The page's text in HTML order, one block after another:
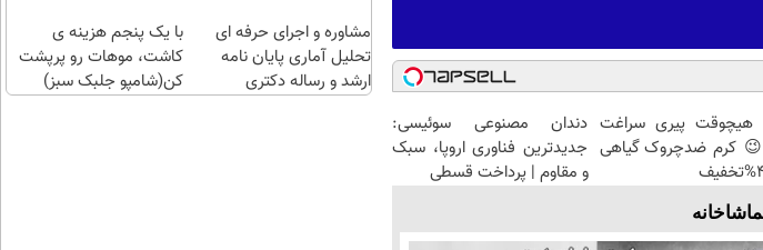
هیچوقت پیری سراغت
کرم ضدچروک گیاهی
دندان مصنوعی سوئیسی:
جدیدترین فناوری اروپا، سبک
و مقاوم | پرداخت قسطی
کن
مشاوره و اجرای حرفه ای
تحلیل آماری پایان نامه
ارشد و رساله دکتری
با یک پنجم هزینه ی
کاشت، موهات رو پرپشت
کن(شامپو جلبک سبز)